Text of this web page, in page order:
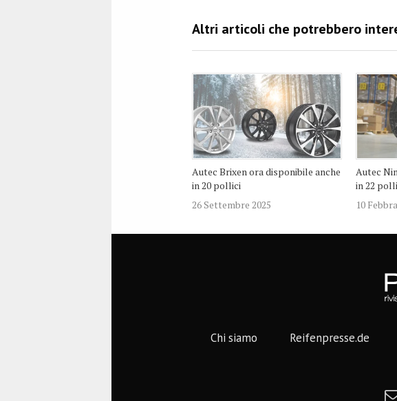
Autec Brixen ora disponibile anche
in 20 pollici
26 Settembre 2025
Autec
in 22
10
Chi siamo Reifenpresse.de